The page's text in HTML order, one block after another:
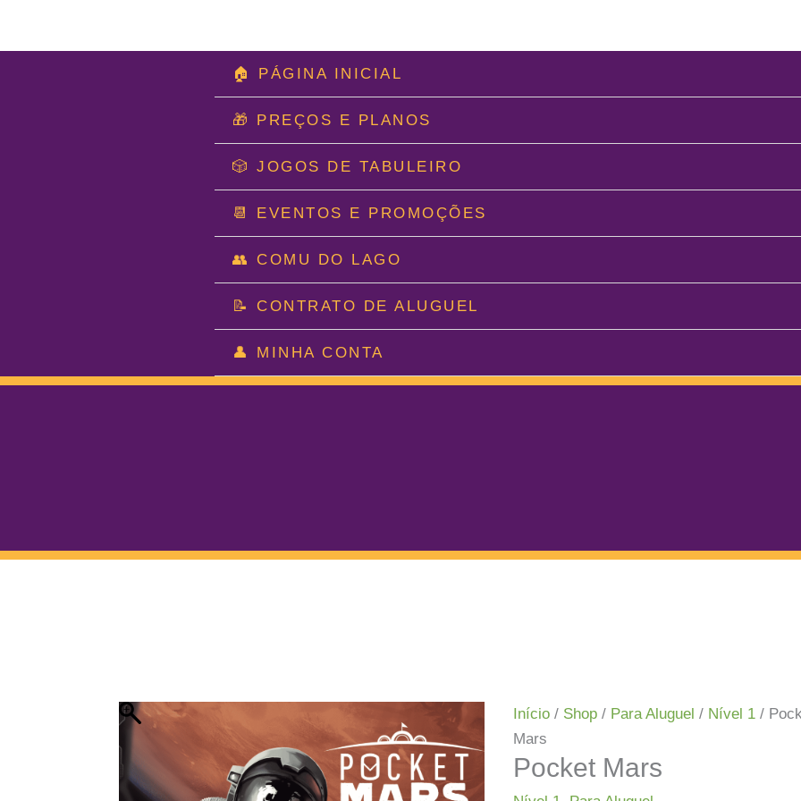
🏠 PÁGINA INICIAL
🎁 PREÇOS E PLANOS
🎲 JOGOS DE TABULEIRO
📆 EVENTOS E PROMOÇÕES
👥 COMU DO LAGO
📝 CONTRATO DE ALUGUEL
👤 MINHA CONTA
Início / Shop / Para Aluguel / Nível 1 /
Mars
Pocket Mars